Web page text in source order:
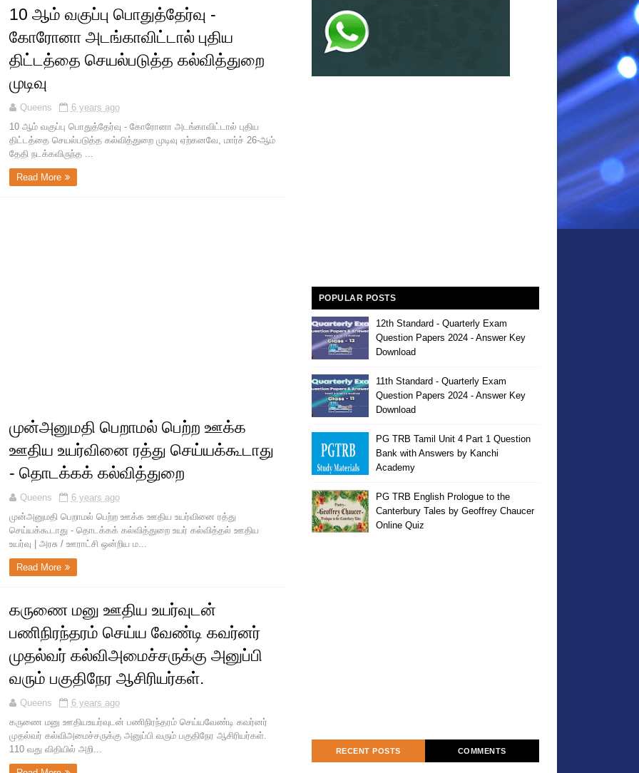
10 ஆம் வகுப்பு பொதுத்தேர்வு -
கோரோனா அடங்காவிட்டால் புதிய
திட்டத்தை செயல்படுத்த கல்வித்துறை
முடிவு
Queens
6 years ago
10 ஆம் வகுப்பு பொதுத்தேர்வு - கோரோனா அடங்காவிட்டால் புதிய
திட்டத்தை செயல்படுத்த கல்வித்துறை முடிவு ஏற்கனவே, மார்ச் 26-ஆம்
தேதி நடக்கவிருந்த ...
Read More
முன்அனுமதி பெறாமல் பெற்ற ஊக்க
ஊதிய உயர்வினை ரத்து செய்யக்கூடாது
- தொடக்கக் கல்வித்துறை
Queens
6 years ago
முன்அனுமதி பெறாமல் பெற்ற ஊக்க ஊதிய உயர்வினை ரத்து
செய்யக்கூடாது - தொடக்கக் கல்வித்துறை உயர் கல்வித்தல் ஊதிய
உயர்வு | அரசு / ஊராட்சி ஒன்றிய ம...
Read More
கருணை மனு ஊதிய உயர்வுடன்
பணிநிரந்தரம் செய்ய வேண்டி கவர்னர்
முதல்வர் கல்விஅமைச்சருக்கு அனுப்பி
வரும் பகுதிநேர ஆசிரியர்கள்.
Queens
6 years ago
கருணை மனு ஊதியஉயர்வுடன் பணிநிரந்தரம் செய்யவேண்டி கவர்னர்
முதல்வர் கல்விஅமைச்சருக்கு அனுப்பி வரும் பகுதிநேர ஆசிரியர்கள்.
110 வது விதியில் அறி...
POPULAR POSTS
12th Standard - Quarterly Exam
Question Papers 2024 - Answer Key
Download
11th Standard - Quarterly Exam
Question Papers 2024 - Answer Key
Download
PG TRB Tamil Unit 4 Part 1 Question
Bank with Answers by Kanchi
Academy
PG TRB English Prologue to the
Canterbury Tales by Geoffrey Chaucer
Online Quiz
RECENT POSTS COMMENTS